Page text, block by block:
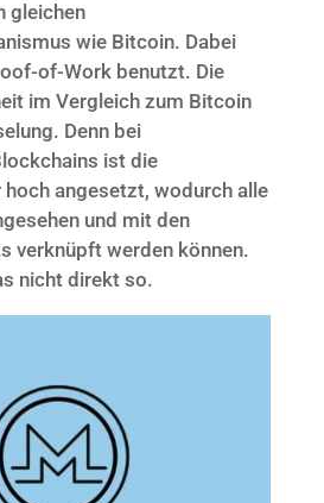
gleichen
wie Bitcoin. Dabei
of-Work benutzt. Die
im Vergleich zum Bitcoin
Denn bei
ist die
hoch angesetzt, wodurch alle
und mit den
verknüpft werden können.
nicht direkt so.